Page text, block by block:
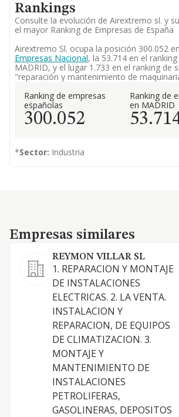
Rankings
Consulte la evolución de Airextremo sl. y
el mayor Ranking de Empresas de España
Airextremo Sl. ocupa la posición 300.052
Empresas Nacional, la 53.714 en el
MADRID, y el lugar 1.733 en el ranking de
"reparación y mantenimiento de
Ranking de empresas
españolas
300.052
Ranking de
en MADRID
*Sector: Industria
Empresas similares
Empresas similares
REYMON VILLAR SL
1. REPARACION Y MONTAJE
DE INSTALACIONES
ELECTRICAS. 2. LA VENTA.
INSTALACION Y
REPARACION, DE EQUIPOS
DE CLIMATIZACION. 3.
MONTAJE Y
MANTENIMIENTO DE
INSTALACIONES
PETROLIFERAS,
GASOLINERAS, DEPOSITOS